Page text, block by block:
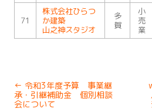
71
株式会社ひらつ
か建築
山之神スタジオ
多
賀
小
売
業
Post
navigation
← 令和3年度予算 事業継
承・引継補助金 個別相談
会について